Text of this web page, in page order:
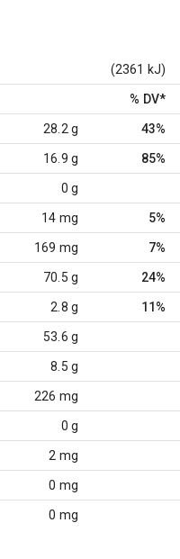
(2361 kJ)
% DV*
28.2 g 43%
16.9 g 85%
0 g
14 mg 5%
169 mg 7%
70.5 g 24%
2.8 g 11%
53.6 g
8.5 g
226 mg
0 g
2 mg
0 mg
0 mg